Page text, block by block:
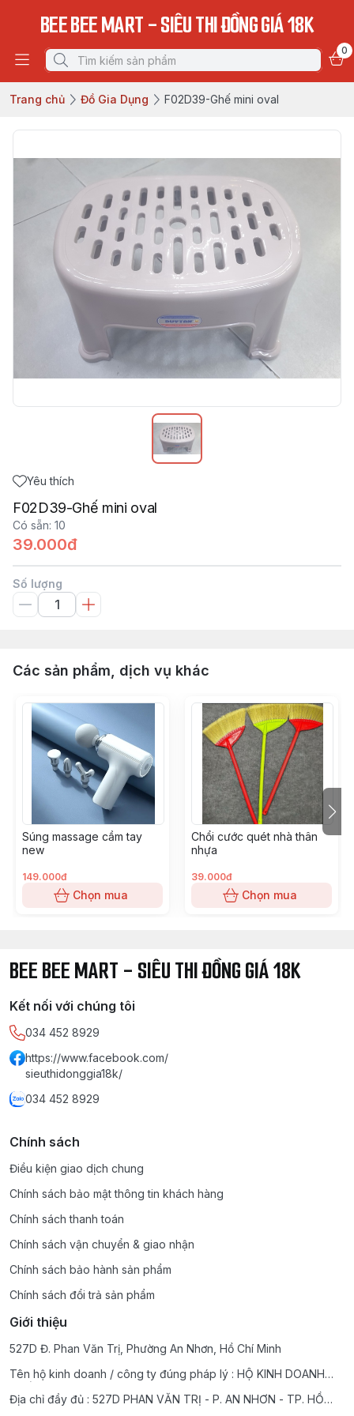
BEE BEE MART - SIÊU THI ĐỒNG GIÁ 18K
0
Trang chủ Đồ Gia Dụng F02D39-Ghế mini oval
Yêu thích
F02D39-Ghế mini oval
Có sẵn: 10
39.000đ
Số lượng
Các sản phẩm, dịch vụ khác
Súng massage cầm tay
new
149.000đ
Chọn mua
Chổi cước quét nhà thân
nhựa
39.000đ
Chọn mua
BEE BEE MART - SIÊU THI ĐỒNG GIÁ 18K
Kết nối với chúng tôi
034 452 8929
https://www.facebook.com/
sieuthidonggia18k/
034 452 8929
Chính sách
Điều kiện giao dịch chung
Chính sách bảo mật thông tin khách hàng
Chính sách thanh toán
Chính sách vận chuyển & giao nhận
Chính sách bảo hành sản phẩm
Chính sách đổi trả sản phẩm
Giới thiệu
527D Đ. Phan Văn Trị, Phường An Nhơn, Hồ Chí Minh
Tên hộ kinh doanh / công ty đúng pháp lý : HỘ KINH DOANH
THẾ GIỚi HOT TREND BEE BEE MART 18K
Địa chỉ đầy đủ : 527D PHAN VĂN TRỊ - P. AN NHƠN - TP. HỒ